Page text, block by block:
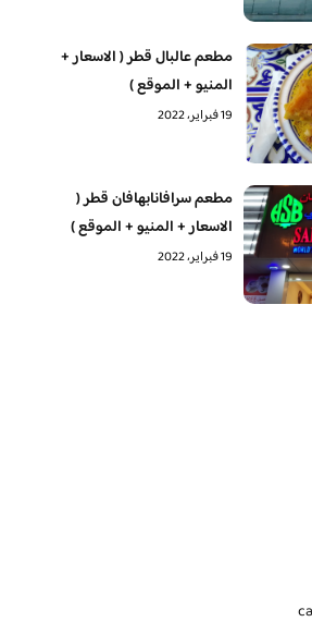
مطعم عالبال قطر ( الاسعار +
المنيو + الموقع )
19 فبراير، 2022
مطعم سرافانابهافان قطر (
الاسعار + المنيو + الموقع )
19 فبراير، 2022